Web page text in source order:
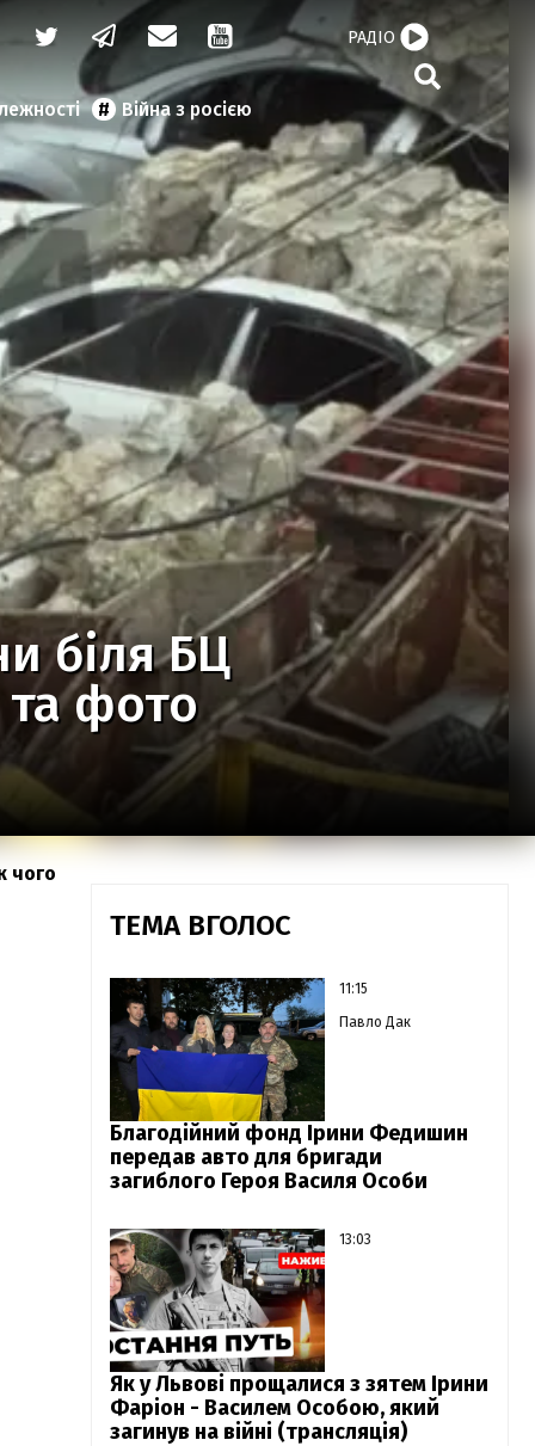
Війна з росією
РАДІО
біля БЦ
фото
чого
ТЕМА ВГОЛОС
11:15
Павло Дак
Благодійний фонд Ірини Федишин
передав авто для бригади
загиблого Героя Василя Особи
13:03
Як у Львові прощалися з зятем Ірини
Фаріон - Василем Особою, який
загинув на війні (трансляція)